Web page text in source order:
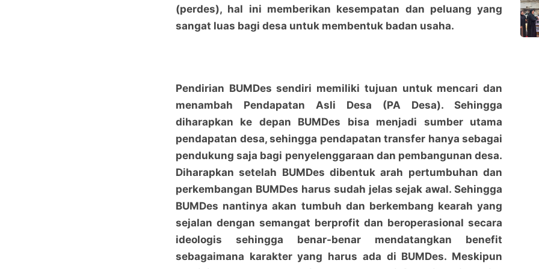
(perdes), hal ini memberikan kesempatan dan peluang yang
sangat luas bagi desa untuk membentuk badan usaha.
Pendirian BUMDes sendiri memiliki tujuan untuk mencari dan
menambah Pendapatan Asli Desa (PA Desa). Sehingga
diharapkan ke depan BUMDes bisa menjadi sumber utama
pendapatan desa, sehingga pendapatan transfer hanya sebagai
pendukung saja bagi penyelenggaraan dan pembangunan desa.
Diharapkan setelah BUMDes dibentuk arah pertumbuhan dan
perkembangan BUMDes harus sudah jelas sejak awal. Sehingga
BUMDes nantinya akan tumbuh dan berkembang kearah yang
sejalan dengan semangat berprofit dan beroperasional secara
ideologis sehingga benar-benar mendatangkan benefit
sebagaimana karakter yang harus ada di BUMDes. Meskipun